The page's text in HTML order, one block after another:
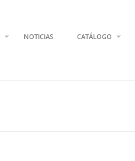
NOTICIAS CATÁLOGO